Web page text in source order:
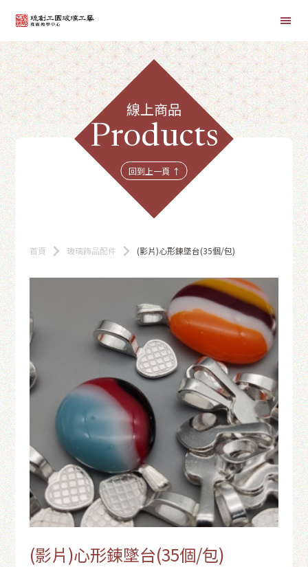
首頁
線上課程
線上商品
Products
回到上一頁 ↑
首頁 玻璃飾品配件 (影片)心形鍊墜台(35個/包)
(影片)心形鍊墜台(35個/包)